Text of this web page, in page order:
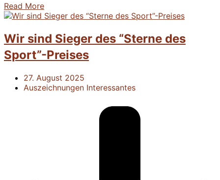
Read More
Wir sind Sieger des “Sterne des
Sport”-Preises
27. August 2025
Auszeichnungen Interessantes